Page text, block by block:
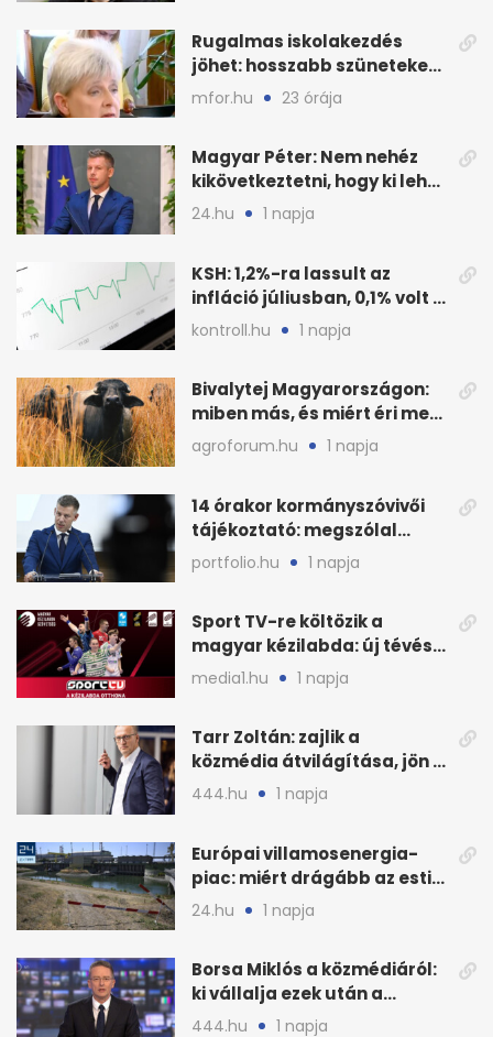
Rugalmas iskolakezdés
jöhet: hosszabb szüneteket
javasolnak szeptembertől
mfor.hu 23 órája
Magyar Péter: Nem nehéz
kikövetkeztetni, hogy ki lehet
a három jelölt
24.hu 1 napja
KSH: 1,2%-ra lassult az
infláció júliusban, 0,1% volt a
havi áresés
kontroll.hu 1 napja
Bivalytej Magyarországon:
miben más, és miért éri meg
feldolgozni?
agroforum.hu 1 napja
14 órakor kormányszóvivői
tájékoztató: megszólal
Magyar Péter is
portfolio.hu 1 napja
Sport TV-re költözik a
magyar kézilabda: új tévés
megállapodás
media1.hu 1 napja
Tarr Zoltán: zajlik a
közmédia átvilágítása, jön a
nyilvános véleményezés
444.hu 1 napja
Európai villamosenergia-
piac: miért drágább az esti
áram Magyarországon
24.hu 1 napja
Borsa Miklós a közmédiáról:
ki vállalja ezek után a
munkát?
444.hu 1 napja